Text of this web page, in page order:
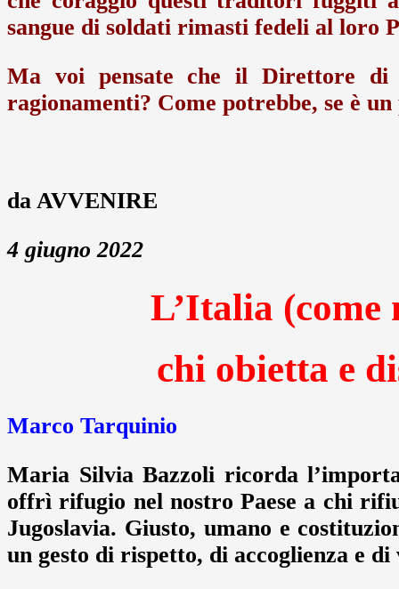
sangue di soldati rimasti fedeli al loro
Ma voi pensate che il Direttore di
ragionamenti? Come potrebbe, se è
da AVVENIRE
4 giugno 2022
L’Italia (come
chi obietta e
Marco Tarquinio
Maria Silvia Bazzoli ricorda
offrì rifugio nel nostro Paese a chi
Jugoslavia. Giusto, umano e
un gesto di rispetto, di accoglienza e